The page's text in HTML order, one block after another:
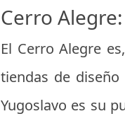
Cerro
El Cerro Alegre
tiendas de
Yugoslavo es su